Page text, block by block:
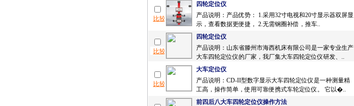
四轮定位仪
产品说明：产品优势： 1.采用32寸电视和20寸显示器双屏显
示，查看数据更便捷， 2.无需钢圈补偿，推车..
四轮定位仪
产品说明：山东省滕州市海西机床有限公司是一家专业生产
大车四轮定位仪的厂家，我厂集大车四轮定位仪研发、..
大车定位仪
产品说明：CD-II型数字显示大车四轮定位仪是一种测量精
工高，操作简单，使用可靠便携式车轮定位仪。 它以�..
前四后八大车四轮定位仪操作方法